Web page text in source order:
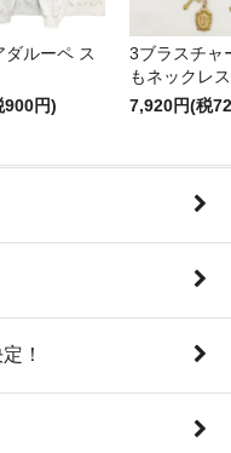
ダルーペ ス
900円)
3ブラスチャ
もネックレス
7,920円(税
！